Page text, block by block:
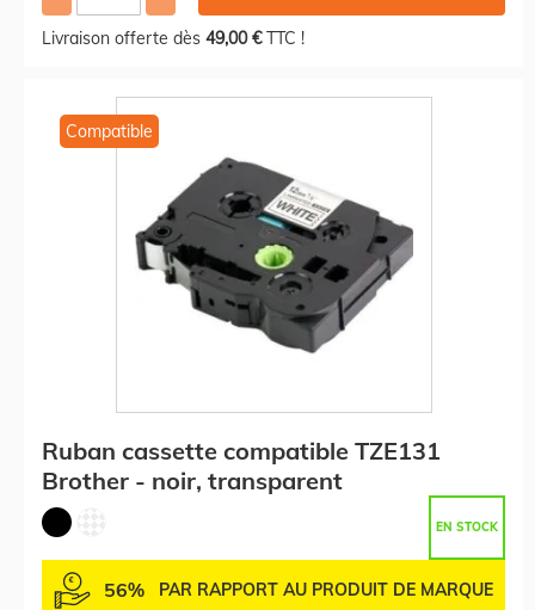
Livraison offerte dès 49,00 €TTC !
Compatible
Ruban cassette compatible TZE131
Brother - noir, transparent
EN STOCK
56% PAR RAPPORT AU PRODUIT DE MARQUE